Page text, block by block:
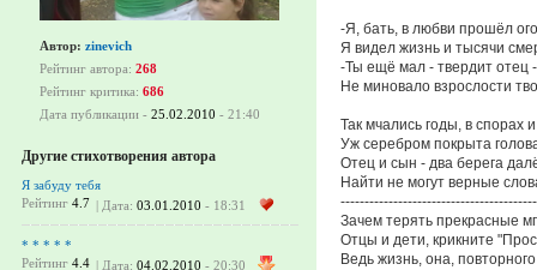
Автор: zinevich
Рейтинг автора: 268
Рейтинг критика: 686
Дата публикации - 25.02.2010 - 21:40
Другие стихотворения автора
Я забуду тебя
Рейтинг 4.7 | Дата: 03.01.2010 - 18:31
* * * * *
Рейтинг 4.4 | Дата: 04.02.2010 - 20:30
-Я, бать, в любви прошёл
Я видел жизнь и тысячи
-Ты ещё мал - твердит отец -
Не миновало взрослости
Так мчались годы, в спорах
Уж серебром покрыта
Отец и сын - два берега
Найти не могут верные
Зачем терять прекрасные
Отцы и дети, крикните
Ведь жизнь, она,